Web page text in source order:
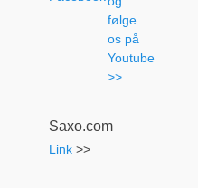
Saxo.com
Link >>